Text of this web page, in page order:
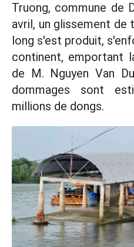
Truong, commune de
avril, un glissement de
long s'est produit,
continent, emportant
de M. Nguyen Van
dommages sont
millions de dongs.